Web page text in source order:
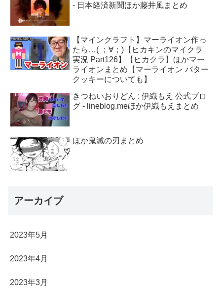
- 日本経済新聞ほか藤井風まとめ
【マインクラフト】マーライオン作っ
たら…( ；∀；)【ヒカキンのマイクラ
実況 Part126】【ヒカクラ】ほかマー
ライオンまとめ【マーライオン バター
クッキーについても】
きつねいおりどん : 伊織もえ 公式ブロ
グ - lineblog.meほか伊織もえまとめ
ほか鬼滅の刃まとめ
アーカイブ
2023年5月
2023年4月
2023年3月